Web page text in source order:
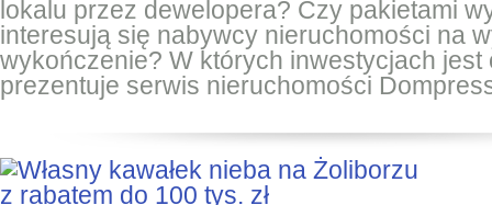
lokalu przez dewelopera? Czy pakietami
interesują się nabywcy nieruchomości na
wykończenie? W których inwestycjach jest
prezentuje serwis nieruchomości